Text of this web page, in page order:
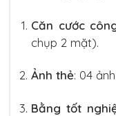
Căn cước
chụp 2 mặt).
Ảnh thẻ: 04
Bằng tốt